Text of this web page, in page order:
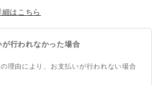
はこちら
行われなかった場合
理由により、お支払いが行われない場合